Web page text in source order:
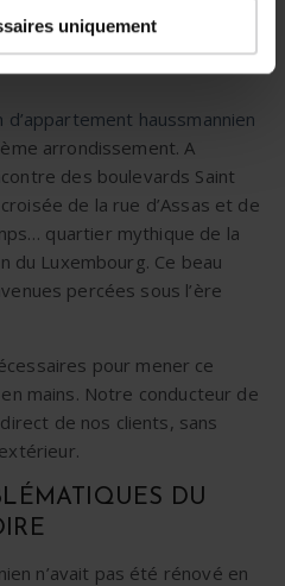
uniquement
ont consisté en une
appartement familial
haussmannien
arrondissement. A
des boulevards Saint
de la rue d’Assas et de
quartier mythique de la
du Luxembourg. Ce beau
percées sous l’ère
pour mener ce
mains. Notre conducteur de
de nos clients, sans
DU
n’avait pas été rénové en